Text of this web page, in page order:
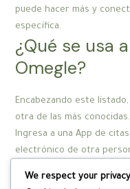
puede hacer más y
específica.
¿Qué se usa
Omegle?
Encabezando este
otra de las más conocidas.
Ingresa a una App de
electrónico de otra
We respect your privacy